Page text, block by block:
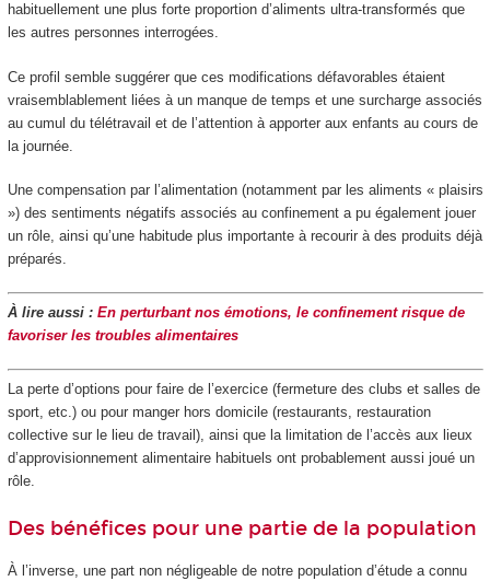
habituellement une plus forte proportion d’aliments ultra-transformés que
les autres personnes interrogées.
Ce profil semble suggérer que ces modifications défavorables étaient
vraisemblablement liées à un manque de temps et une surcharge associés
au cumul du télétravail et de l’attention à apporter aux enfants au cours de
la journée.
Une compensation par l’alimentation (notamment par les aliments « plaisirs
») des sentiments négatifs associés au confinement a pu également jouer
un rôle, ainsi qu’une habitude plus importante à recourir à des produits déjà
préparés.
À lire aussi : En perturbant nos émotions, le confinement risque de
favoriser les troubles alimentaires
La perte d’options pour faire de l’exercice (fermeture des clubs et salles de
sport, etc.) ou pour manger hors domicile (restaurants, restauration
collective sur le lieu de travail), ainsi que la limitation de l’accès aux lieux
d’approvisionnement alimentaire habituels ont probablement aussi joué un
rôle.
Des bénéfices pour une partie de la population
À l’inverse, une part non négligeable de notre population d’étude a connu